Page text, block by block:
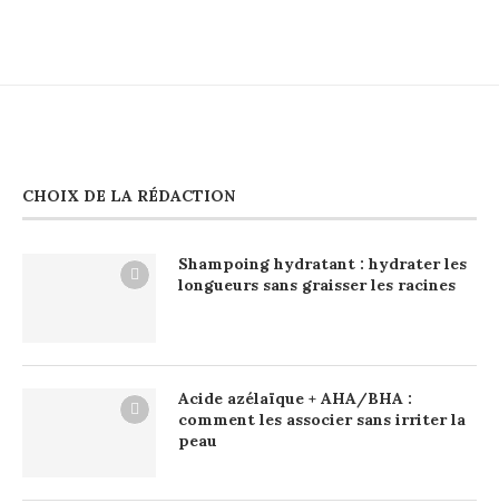
CHOIX DE LA RÉDACTION
Shampoing hydratant : hydrater les
longueurs sans graisser les racines
Acide azélaïque + AHA/BHA :
comment les associer sans irriter la
peau